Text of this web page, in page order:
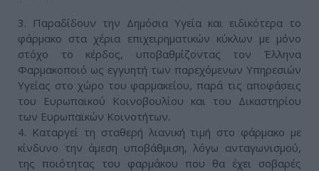
3. Παραδίδουν την Δημόσια Υγεία και ειδικότερα το
φάρμακο στα χέρια επιχειρηματικών κύκλων με μόνο
στόχο το κέρδος, υποβαθμίζοντας τον Έλληνα
Φαρμακοποιό ως εγγυητή των παρεχόμενων Υπηρεσιών
Υγείας στο χώρο του φαρμακείου, παρά τις αποφάσεις
του Ευρωπαϊκού Κοινοβουλίου και του Δικαστηρίου
των Ευρωπαϊκών Κοινοτήτων.
4. Καταργεί τη σταθερή λιανική τιμή στο φάρμακο με
κίνδυνο την άμεση υποβάθμιση, λόγω ανταγωνισμού,
της ποιότητας του φαρμάκου που θα έχει σοβαρές